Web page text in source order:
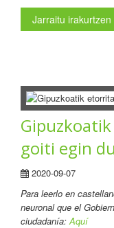
Jarraitu irakurtzen
goiti egin
2020-09-07
Para leerlo en
neuronal que el
ciudadanía:Aquí